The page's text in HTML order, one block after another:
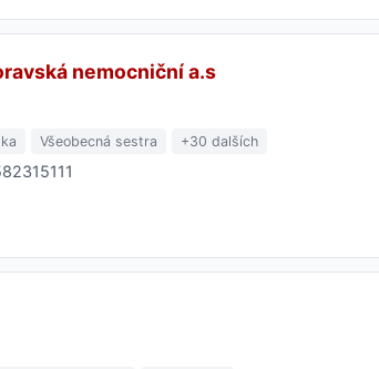
nemocniční a.s
Všeobecná sestra +30 dalších